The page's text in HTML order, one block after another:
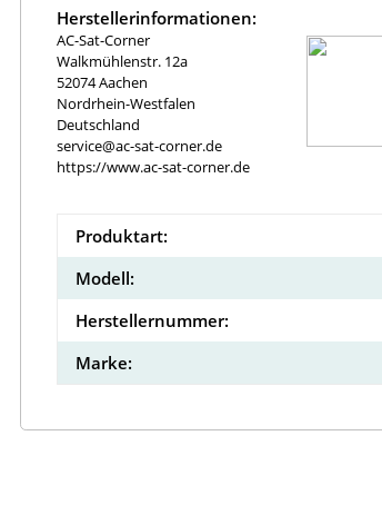
Herstellerinformationen:
AC-Sat-Corner
Walkmühlenstr. 12a
52074 Aachen
Nordrhein-Westfalen
Deutschland
service@ac-sat-corner.de
https://www.ac-sat-corner.de
Produktart:
Modell:
Herstellernummer:
Marke: